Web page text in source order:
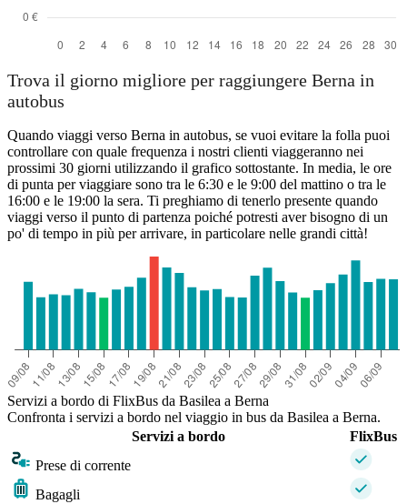
Trova il giorno migliore per raggiungere Berna in
autobus
Quando viaggi verso Berna in autobus, se vuoi evitare la folla puoi
controllare con quale frequenza i nostri clienti viaggeranno nei
prossimi 30 giorni utilizzando il grafico sottostante. In media, le ore
di punta per viaggiare sono tra le 6:30 e le 9:00 del mattino o tra le
16:00 e le 19:00 la sera. Ti preghiamo di tenerlo presente quando
viaggi verso il punto di partenza poiché potresti aver bisogno di un
po' di tempo in più per arrivare, in particolare nelle grandi città!
Servizi a bordo di FlixBus da Basilea a Berna
Confronta i servizi a bordo nel viaggio in bus da Basilea a Berna.
Servizi a bordo
FlixBus
Prese di corrente
Bagagli